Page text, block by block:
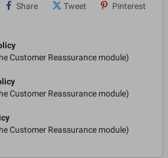
Share Tweet Pinterest
Customer Reassurance module)
Customer Reassurance module)
Customer Reassurance module)